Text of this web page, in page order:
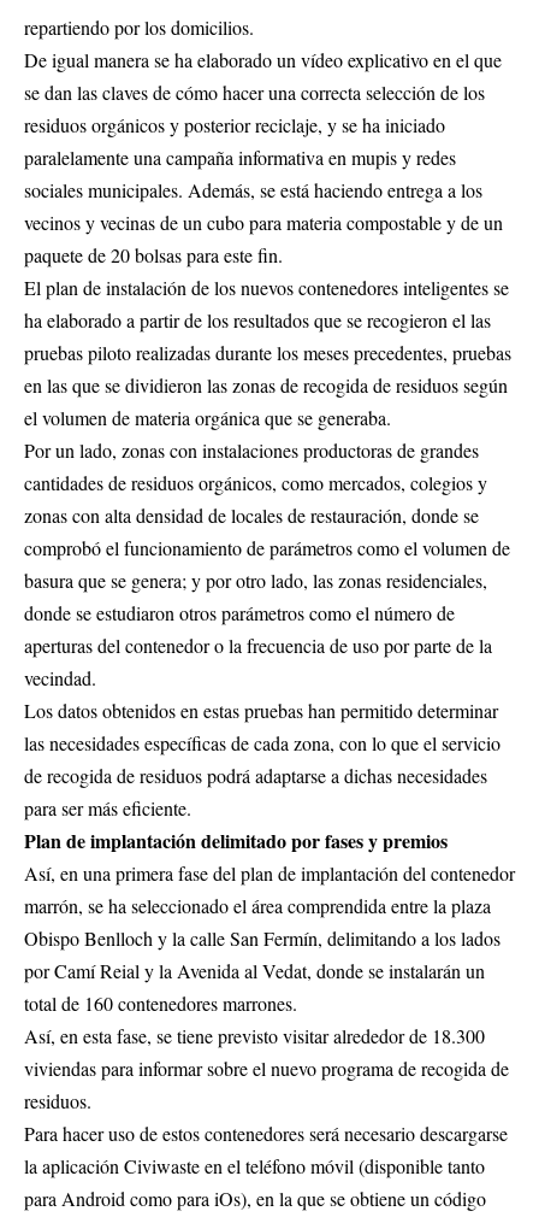
repartiendo por los domicilios.
De igual manera se ha elaborado un vídeo explicativo en el que
se dan las claves de cómo hacer una correcta selección de los
residuos orgánicos y posterior reciclaje, y se ha iniciado
paralelamente una campaña informativa en mupis y redes
sociales municipales. Además, se está haciendo entrega a los
vecinos y vecinas de un cubo para materia compostable y de un
paquete de 20 bolsas para este fin.
El plan de instalación de los nuevos contenedores inteligentes se
ha elaborado a partir de los resultados que se recogieron el las
pruebas piloto realizadas durante los meses precedentes, pruebas
en las que se dividieron las zonas de recogida de residuos según
el volumen de materia orgánica que se generaba.
Por un lado, zonas con instalaciones productoras de grandes
cantidades de residuos orgánicos, como mercados, colegios y
zonas con alta densidad de locales de restauración, donde se
comprobó el funcionamiento de parámetros como el volumen de
basura que se genera; y por otro lado, las zonas residenciales,
donde se estudiaron otros parámetros como el número de
aperturas del contenedor o la frecuencia de uso por parte de la
vecindad.
Los datos obtenidos en estas pruebas han permitido determinar
las necesidades específicas de cada zona, con lo que el servicio
de recogida de residuos podrá adaptarse a dichas necesidades
para ser más eficiente.
Plan de implantación delimitado por fases y premios
Así, en una primera fase del plan de implantación del contenedor
marrón, se ha seleccionado el área comprendida entre la plaza
Obispo Benlloch y la calle San Fermín, delimitando a los lados
por Camí Reial y la Avenida al Vedat, donde se instalarán un
total de 160 contenedores marrones.
Así, en esta fase, se tiene previsto visitar alrededor de 18.300
viviendas para informar sobre el nuevo programa de recogida de
residuos.
Para hacer uso de estos contenedores será necesario descargarse
la aplicación Civiwaste en el teléfono móvil (disponible tanto
para Android como para iOs), en la que se obtiene un código